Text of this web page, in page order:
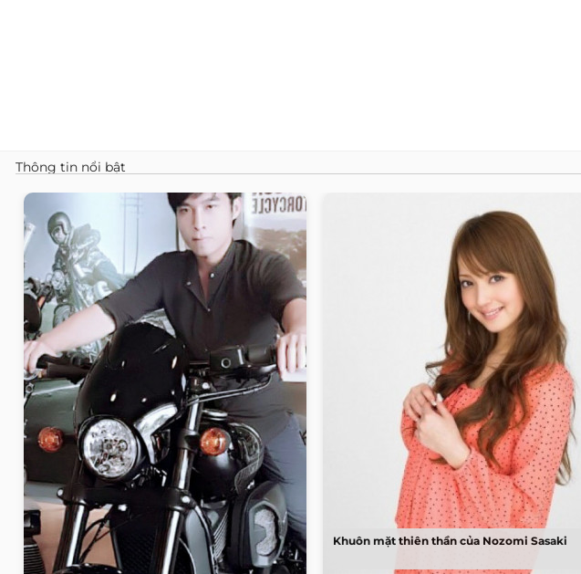
Thông tin nổi bật
Khuôn mặt thiên thần của Nozomi Sasaki